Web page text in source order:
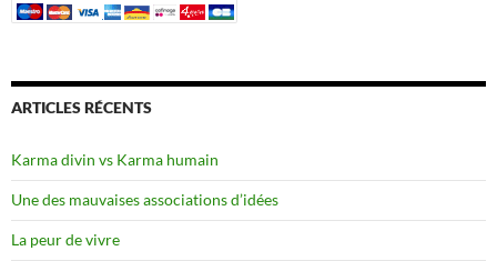
ARTICLES RÉCENTS
Karma divin vs Karma humain
Une des mauvaises associations d’idées
La peur de vivre